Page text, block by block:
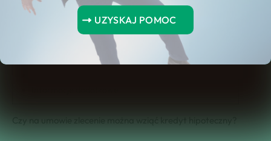
UZYSKAJ POMOC
Spis Treści
Czy na umowie zlecenie można wziąć kredyt hipoteczny?
Kredyt hipoteczny PKO SA dla osób z umową zlecenie
Czy na umowie zlecenie można wziąć kredyt hipoteczny?